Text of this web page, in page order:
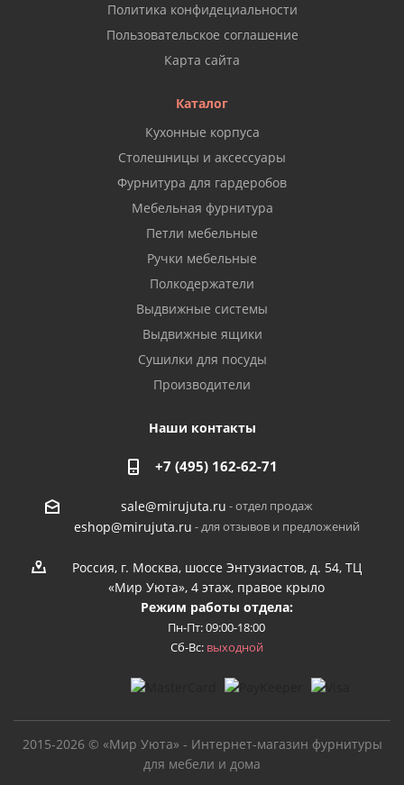
Политика конфидециальности
Пользовательское соглашение
Карта сайта
Каталог
Кухонные корпуса
Столешницы и аксессуары
Фурнитура для гардеробов
Мебельная фурнитура
Петли мебельные
Ручки мебельные
Полкодержатели
Выдвижные системы
Выдвижные ящики
Сушилки для посуды
Производители
Наши контакты
+7 (495) 162-62-71
sale@mirujuta.ru - отдел продаж
eshop@mirujuta.ru - для отзывов и предложений
Россия, г. Москва, шоссе Энтузиастов, д. 54, ТЦ
«Мир Уюта», 4 этаж, правое крыло
Режим работы отдела:
Пн-Пт: 09:00-18:00
Сб-Вс: выходной
2015-2026 © «Мир Уюта» - Интернет-магазин фурнитуры
для мебели и дома